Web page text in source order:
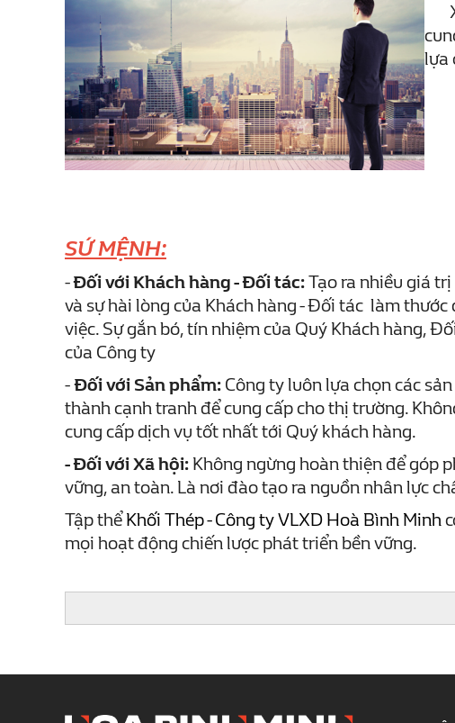
lựa
SỨ MỆNH:
-Đối với Khách hàng - Đối tác:Tạo ra nhiều giá
và sự hài lòng của Khách hàng - Đối tác làm thước
việc. Sự gắn bó, tín nhiệm của Quý Khách hàng,
của Công ty
-Đối với Sản phẩm: Công ty luôn lựa chọn các
thành cạnh tranh để cung cấp cho thị trường.
cung cấp dịch vụ tốt nhất tới Quý khách hàng.
- Đối với Xã hội: Không ngừng hoàn thiện để góp
vững, an toàn. Là nơi đào tạo ra nguồn nhân lực
Tập thểKhối Thép - Công ty VLXD Hoà Bình Minh
mọi hoạt động chiến lược phát triển bền vững.